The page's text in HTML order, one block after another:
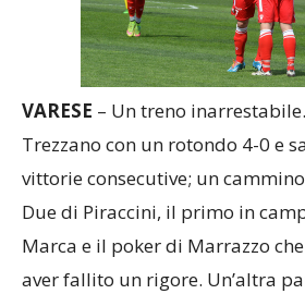
VARESE – Un treno
Trezzano con un rotondo 4-0 e
vittorie consecutive; un cammino
Due di Piraccini, il primo in
Marca e il poker di Marrazzo
aver fallito un rigore. Un’altra